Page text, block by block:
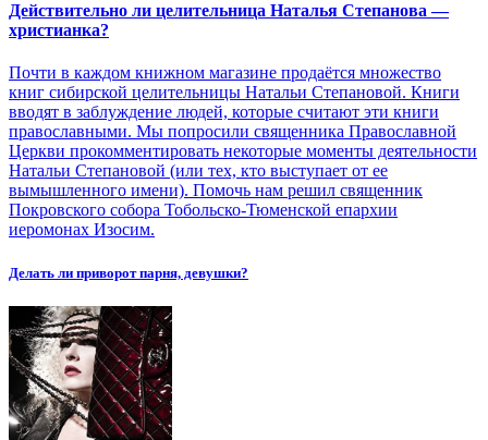
Действительно ли целительница Наталья Степанова —
христианка?
Почти в каждом книжном магазине продаётся множество
книг сибирской целительницы Натальи Степановой. Книги
вводят в заблуждение людей, которые считают эти книги
православными. Мы попросили священника Православной
Церкви прокомментировать некоторые моменты деятельности
Натальи Степановой (или тех, кто выступает от ее
вымышленного имени). Помочь нам решил священник
Покровского собора Тобольско-Тюменской епархии
иеромонах Изосим.
Делать ли приворот парня, девушки?